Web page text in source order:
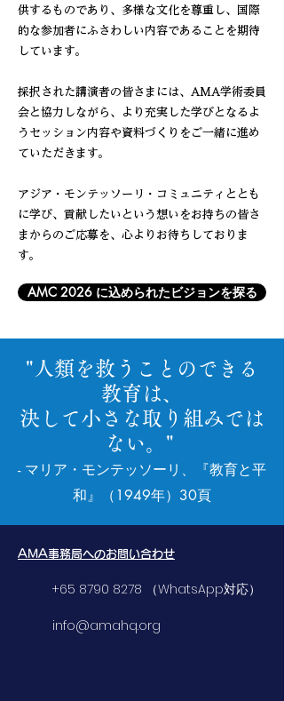
供するものであり、多様な文化を尊重し、国際
的な参加者にふさわしい内容であることを期待
しています。
採択された講演者の皆さまには、AMA学術委員
会と協力しながら、より充実した学びとなるよ
うセッション内容や資料づくりをご一緒に進め
ていただきます。
アジア・モンテッソーリ・コミュニティととも
に学び、貢献したいという想いをお持ちの皆さ
まからのご応募を、心よりお待ちしておりま
す。
AMC 2026 に込められたビジョンを探る
"人類を救うことのできる
教育は、
決して小さな取り組みでは
ない。"
- マリア・モンテッソーリ、『教育と平
和』（1949年）30頁
AMA事務局へのお問い合わせ
+65 8790 8278 （WhatsApp対応）
info@amahq.org